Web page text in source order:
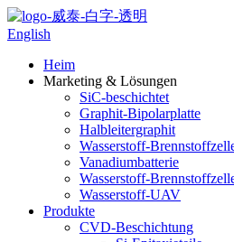
English
Heim
Marketing & Lösungen
SiC-beschichtet
Graphit-Bipolarplatte
Halbleitergraphit
Wasserstoff-
Vanadiumbatterie
Wasserstoff-
Wasserstoff-UAV
Produkte
CVD-Beschichtung